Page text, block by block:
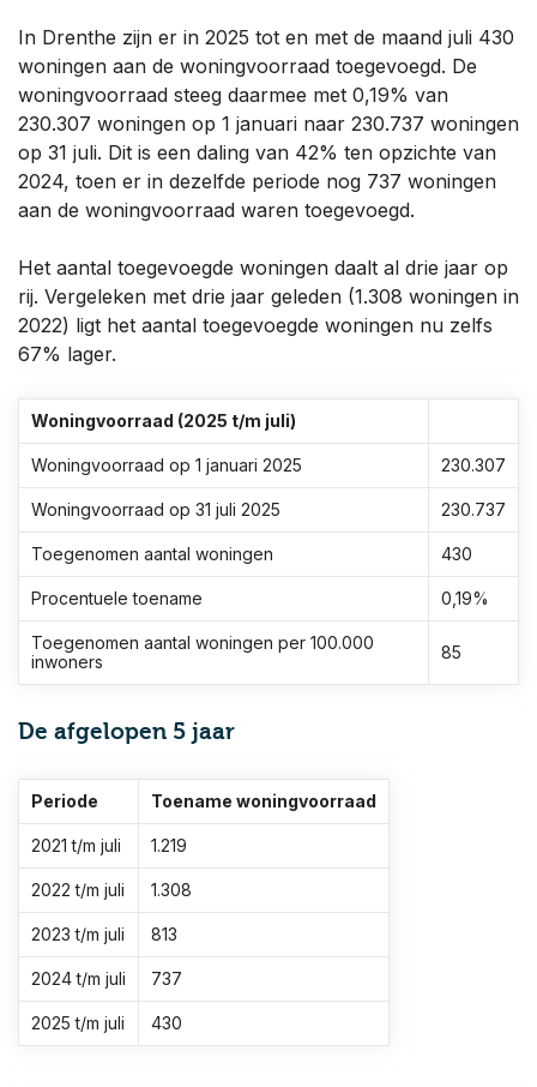
In Drenthe zijn er in 2025 tot en met de maand juli 430
woningen aan de woningvoorraad toegevoegd. De
woningvoorraad steeg daarmee met 0,19% van
230.307 woningen op 1 januari naar 230.737 woningen
op 31 juli. Dit is een daling van 42% ten opzichte van
2024, toen er in dezelfde periode nog 737 woningen
aan de woningvoorraad waren toegevoegd.
Het aantal toegevoegde woningen daalt al drie jaar op
rij. Vergeleken met drie jaar geleden (1.308 woningen in
2022) ligt het aantal toegevoegde woningen nu zelfs
67% lager.
Woningvoorraad (2025 t/m juli)
Woningvoorraad op 1 januari 2025 230.307
Woningvoorraad op 31 juli 2025 230.737
Toegenomen aantal woningen 430
Procentuele toename 0,19%
Toegenomen aantal woningen per 100.000
inwoners
85
De afgelopen 5 jaar
Periode Toename woningvoorraad
2021 t/m juli 1.219
2022 t/m juli 1.308
2023 t/m juli 813
2024 t/m juli 737
2025 t/m juli 430